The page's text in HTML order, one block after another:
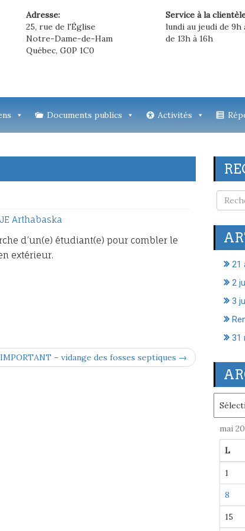
Adresse:
25, rue de l'Église
Notre-Dame-de-Ham
Québec, G0P 1C0
Service à la
lundi au jeudi de 9h
de 13h à 16h
Documents publics Activités
Arthabaska
d’un(e) étudiant(e) pour combler le
extérieur.
IMPORTANT – vidange des fosses septiques →
21
2
3
31
mai
L
1
8
15